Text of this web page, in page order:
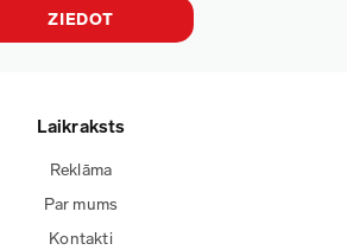
ZIEDOT
Laikraksts
Reklāma
Par mums
Kontakti